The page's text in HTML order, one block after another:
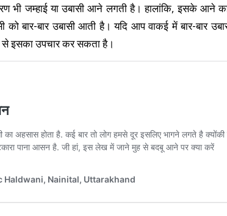
भी जम्हाई या उबासी आने लगती है। हालांकि, इसके आने
को बार-बार उबासी आती है। यदि आप वाकई में बार-बार
से इसका उपचार कर सकता है।